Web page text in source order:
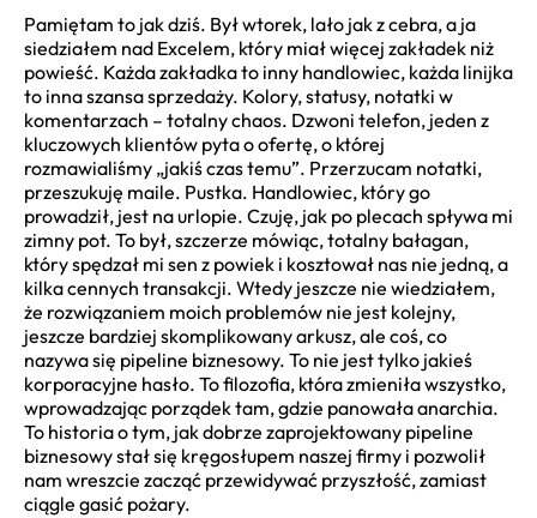
Pamiętam to jak dziś. Był wtorek, lało jak z cebra, a ja
siedziałem nad Excelem, który miał więcej zakładek niż
powieść. Każda zakładka to inny handlowiec, każda linijka
to inna szansa sprzedaży. Kolory, statusy, notatki w
komentarzach – totalny chaos. Dzwoni telefon, jeden z
kluczowych klientów pyta o ofertę, o której
rozmawialiśmy „jakiś czas temu”. Przerzucam notatki,
przeszukuję maile. Pustka. Handlowiec, który go
prowadził, jest na urlopie. Czuję, jak po plecach spływa mi
zimny pot. To był, szczerze mówiąc, totalny bałagan,
który spędzał mi sen z powiek i kosztował nas nie jedną, a
kilka cennych transakcji. Wtedy jeszcze nie wiedziałem,
że rozwiązaniem moich problemów nie jest kolejny,
jeszcze bardziej skomplikowany arkusz, ale coś, co
nazywa się pipeline biznesowy. To nie jest tylko jakieś
korporacyjne hasło. To filozofia, która zmieniła wszystko,
wprowadzając porządek tam, gdzie panowała anarchia.
To historia o tym, jak dobrze zaprojektowany pipeline
biznesowy stał się kręgosłupem naszej firmy i pozwolił
nam wreszcie zacząć przewidywać przyszłość, zamiast
ciągle gasić pożary.